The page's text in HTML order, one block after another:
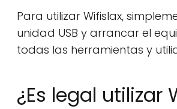
Para utilizar Wifislax,
unidad USB y arrancar el
todas las herramientas y
¿Es legal utilizar